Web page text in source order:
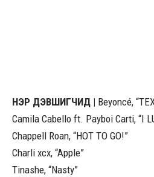
НЭР ДЭВШИГЧИД | Beyoncé,
Camila Cabello ft. Payboi Carti, “I
Chappell Roan, “HOT TO GO!”
Charli xcx, “Apple”
Tinashe, “Nasty”